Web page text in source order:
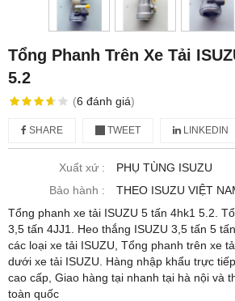
Tổng Phanh Trên Xe Tải
5.2
(6 đánh giá)
SHARE TWEET LINKEDIN
Xuất xứ :
PHỤ TÙNG ISUZU
Bảo hành :
THEO ISUZU VIỆT
Tổng phanh xe tải ISUZU 5 tấn 4hk1 5.2.
3,5 tấn 4JJ1. Heo thắng ISUZU 3,5 tấn 5
các loại xe tải ISUZU, Tổng phanh trên xe
dưới xe tải ISUZU. Hàng nhập khẩu trực
cao cấp, Giao hàng tại nhanh tại hà nội và
toàn quốc